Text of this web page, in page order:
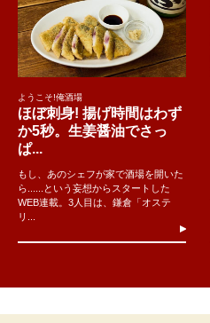
ようこそ!俺酒場
ほぼ刺身! 揚げ時間はわず
か5秒。生姜醤油でさっ
ぱ...
もし、あのシェフが家で酒場を開いた
ら......という妄想からスタートした
WEB連載。3人目は、鎌倉「オステ
リ...